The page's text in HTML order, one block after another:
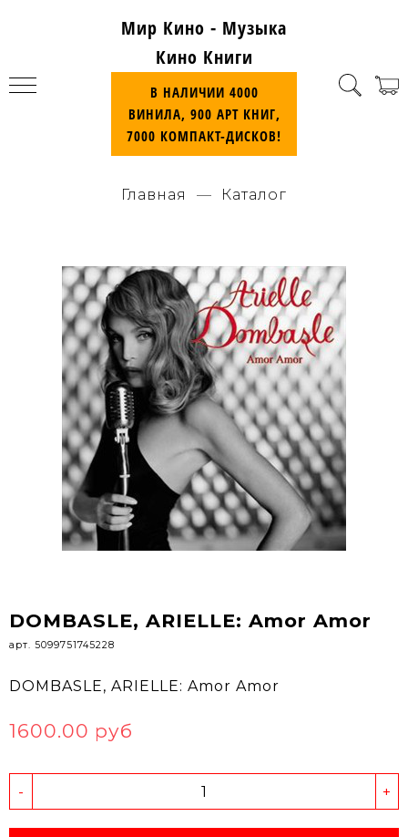
Мир Кино - Музыка
Кино Книги
В НАЛИЧИИ 4000
ВИНИЛА, 900 АРТ КНИГ,
7000 КОМПАКТ-ДИСКОВ!
Главная Каталог
DOMBASLE, ARIELLE: Amor Amor
арт. 5099751745228
DOMBASLE, ARIELLE: Amor Amor
1600.00 руб
- +